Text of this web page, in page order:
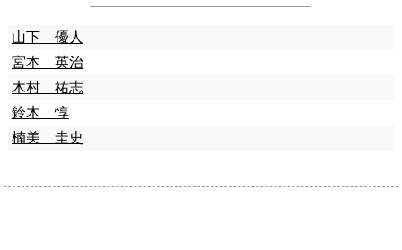
山下 優人
宮本 英治
木村 祐志
鈴木 惇
楠美 圭史